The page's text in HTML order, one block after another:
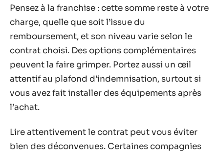
Pensez à la franchise : cette somme reste à votre
charge, quelle que soit l’issue du
remboursement, et son niveau varie selon le
contrat choisi. Des options complémentaires
peuvent la faire grimper. Portez aussi un œil
attentif au plafond d’indemnisation, surtout si
vous avez fait installer des équipements après
l’achat.
Lire attentivement le contrat peut vous éviter
bien des déconvenues. Certaines compagnies